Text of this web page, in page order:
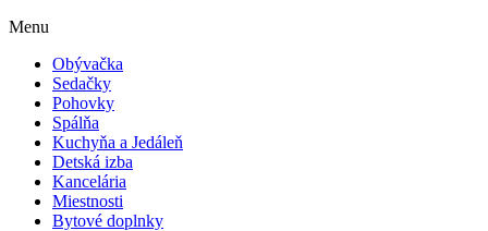
Menu
Obývačka
Sedačky
Pohovky
Spálňa
Kuchyňa a Jedáleň
Detská izba
Kancelária
Miestnosti
Bytové doplnky